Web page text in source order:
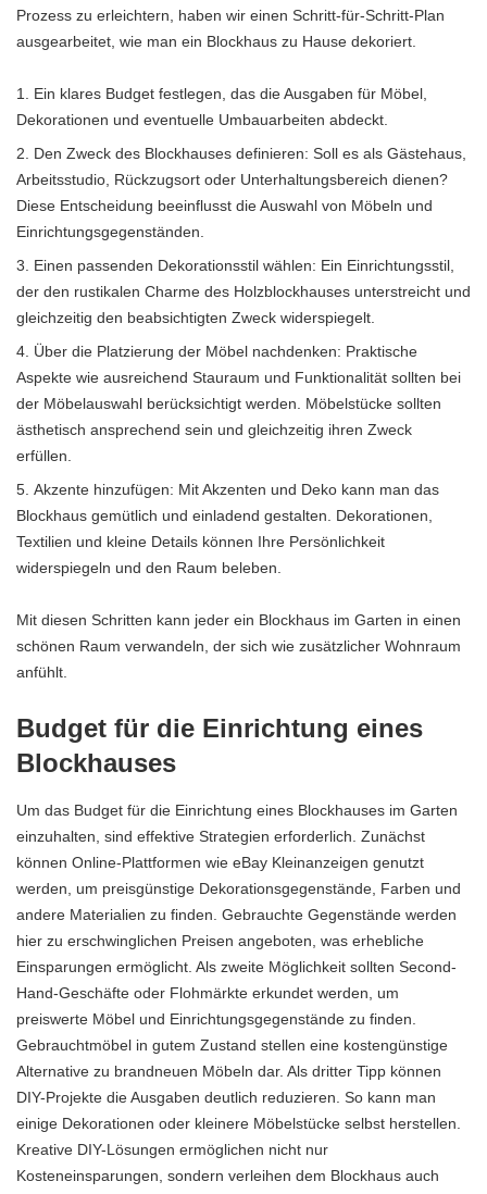
Prozess zu erleichtern, haben wir einen Schritt-für-Schritt-Plan
ausgearbeitet, wie man ein Blockhaus zu Hause dekoriert.
Ein klares Budget festlegen, das die Ausgaben für Möbel,
Dekorationen und eventuelle Umbauarbeiten abdeckt.
Den Zweck des Blockhauses definieren: Soll es als Gästehaus,
Arbeitsstudio, Rückzugsort oder Unterhaltungsbereich dienen?
Diese Entscheidung beeinflusst die Auswahl von Möbeln und
Einrichtungsgegenständen.
Einen passenden Dekorationsstil wählen: Ein Einrichtungsstil,
der den rustikalen Charme des Holzblockhauses unterstreicht und
gleichzeitig den beabsichtigten Zweck widerspiegelt.
Über die Platzierung der Möbel nachdenken: Praktische
Aspekte wie ausreichend Stauraum und Funktionalität sollten bei
der Möbelauswahl berücksichtigt werden. Möbelstücke sollten
ästhetisch ansprechend sein und gleichzeitig ihren Zweck
erfüllen.
Akzente hinzufügen: Mit Akzenten und Deko kann man das
Blockhaus gemütlich und einladend gestalten. Dekorationen,
Textilien und kleine Details können Ihre Persönlichkeit
widerspiegeln und den Raum beleben.
Mit diesen Schritten kann jeder ein Blockhaus im Garten in einen
schönen Raum verwandeln, der sich wie zusätzlicher Wohnraum
anfühlt.
Budget für die Einrichtung eines
Blockhauses
Um das Budget für die Einrichtung eines Blockhauses im Garten
einzuhalten, sind effektive Strategien erforderlich. Zunächst
können Online-Plattformen wie eBay Kleinanzeigen genutzt
werden, um preisgünstige Dekorationsgegenstände, Farben und
andere Materialien zu finden. Gebrauchte Gegenstände werden
hier zu erschwinglichen Preisen angeboten, was erhebliche
Einsparungen ermöglicht. Als zweite Möglichkeit sollten Second-
Hand-Geschäfte oder Flohmärkte erkundet werden, um
preiswerte Möbel und Einrichtungsgegenstände zu finden.
Gebrauchtmöbel in gutem Zustand stellen eine kostengünstige
Alternative zu brandneuen Möbeln dar. Als dritter Tipp können
DIY-Projekte die Ausgaben deutlich reduzieren. So kann man
einige Dekorationen oder kleinere Möbelstücke selbst herstellen.
Kreative DIY-Lösungen ermöglichen nicht nur
Kosteneinsparungen, sondern verleihen dem Blockhaus auch